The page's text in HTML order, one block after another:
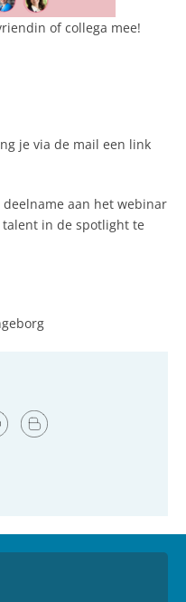
of collega mee!
je via de mail een link
aan het webinar
in de spotlight te